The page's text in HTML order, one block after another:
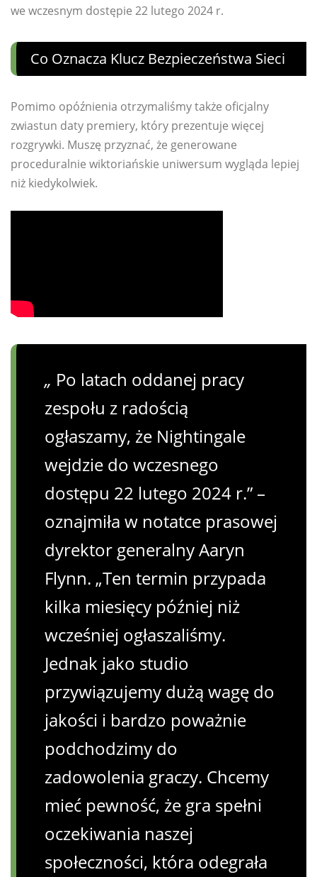
we wczesnym dostępie 22 lutego 2024 r.
Co Oznacza Klucz Bezpieczeństwa Sieci
Pomimo opóźnienia otrzymaliśmy także oficjalny
zwiastun daty premiery, który prezentuje więcej
rozgrywki. Muszę przyznać, że generowane
proceduralnie wiktoriańskie uniwersum wygląda lepiej
niż kiedykolwiek.
„ Po latach oddanej pracy
zespołu z radością
ogłaszamy, że Nightingale
wejdzie do wczesnego
dostępu 22 lutego 2024 r.” –
oznajmiła w notatce prasowej
dyrektor generalny Aaryn
Flynn. „Ten termin przypada
kilka miesięcy później niż
wcześniej ogłaszaliśmy.
Jednak jako studio
przywiązujemy dużą wagę do
jakości i bardzo poważnie
podchodzimy do
zadowolenia graczy. Chcemy
mieć pewność, że gra spełni
oczekiwania naszej
społeczności, która odegrała